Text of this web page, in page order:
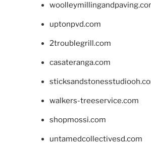
uptonpvd.com
2troublegrill.com
casateranga.com
walkers-treeservice.com
shopmossi.com
untamedcollectivesd.com